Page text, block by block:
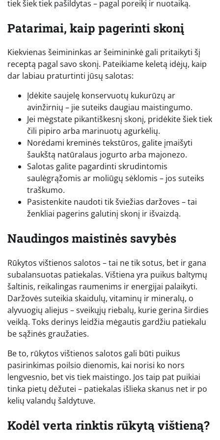
tiek šiek tiek pašildytas – pagal poreikį ir nuotaiką.
Patarimai, kaip pagerinti skonį
Kiekvienas šeimininkas ar šeimininkė gali pritaikyti šį
receptą pagal savo skonį. Pateikiame keletą idėjų, kaip
dar labiau praturtinti jūsų salotas:
Įdėkite saujelę konservuotų kukurūzų ar
avinžirnių – jie suteiks daugiau maistingumo.
Jei mėgstate pikantiškesnį skonį, pridėkite šiek tiek
čili pipiro arba marinuotų agurkėlių.
Norėdami kreminės tekstūros, galite įmaišyti
šaukštą natūralaus jogurto arba majonezo.
Salotas galite pagardinti skrudintomis
saulėgrąžomis ar moliūgų sėklomis – jos suteiks
traškumo.
Pasistenkite naudoti tik šviežias daržoves – tai
ženkliai pagerins galutinį skonį ir išvaizdą.
Naudingos maistinės savybės
Rūkytos vištienos salotos – tai ne tik sotus, bet ir gana
subalansuotas patiekalas. Vištiena yra puikus baltymų
šaltinis, reikalingas raumenims ir energijai palaikyti.
Daržovės suteikia skaidulų, vitaminų ir mineralų, o
alyvuogių aliejus – sveikųjų riebalų, kurie gerina širdies
veiklą. Toks derinys leidžia mėgautis gardžiu patiekalu
be sąžinės graužaties.
Be to, rūkytos vištienos salotos gali būti puikus
pasirinkimas poilsio dienomis, kai norisi ko nors
lengvesnio, bet vis tiek maistingo. Jos taip pat puikiai
tinka pietų dėžutei – patiekalas išlieka skanus net ir po
kelių valandų šaldytuve.
Kodėl verta rinktis rūkytą vištieną?